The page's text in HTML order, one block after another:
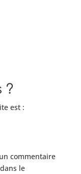
?
est :
commentaire
le